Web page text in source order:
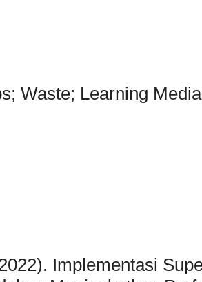
Waste; Learning Media
Implementasi